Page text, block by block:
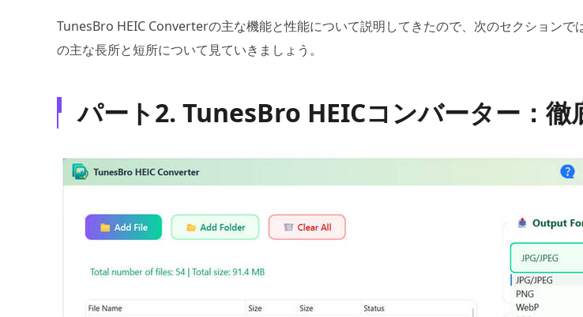
TunesBro HEIC Converterの主な機能と性能について説明してきたので、次のセクションで
の主な長所と短所について見ていきましょう。
パート2. TunesBro HEICコンバーター：徹